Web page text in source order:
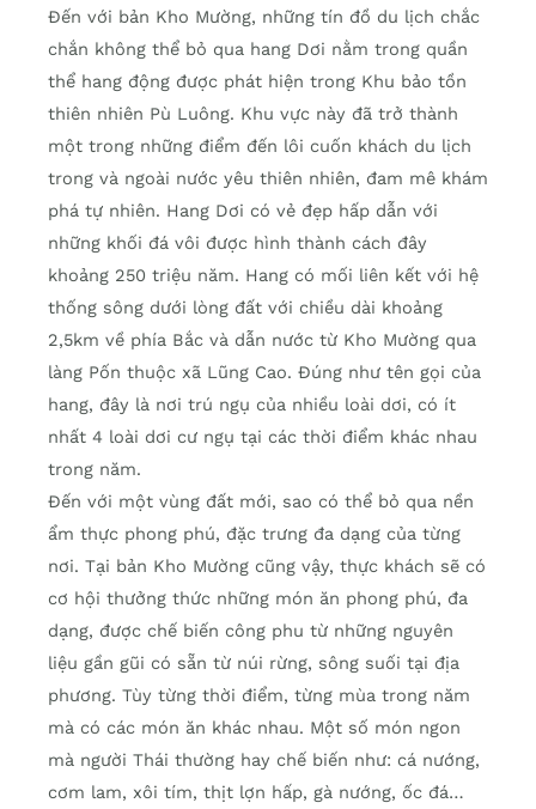
Đến với bản Kho Mường, những tín đồ du lịch chắc
chắn không thể bỏ qua hang Dơi nằm trong quần
thể hang động được phát hiện trong Khu bảo tồn
thiên nhiên Pù Luông. Khu vực này đã trở thành
một trong những điểm đến lôi cuốn khách du lịch
trong và ngoài nước yêu thiên nhiên, đam mê khám
phá tự nhiên. Hang Dơi có vẻ đẹp hấp dẫn với
những khối đá vôi được hình thành cách đây
khoảng 250 triệu năm. Hang có mối liên kết với hệ
thống sông dưới lòng đất với chiều dài khoảng
2,5km về phía Bắc và dẫn nước từ Kho Mường qua
làng Pốn thuộc xã Lũng Cao. Đúng như tên gọi của
hang, đây là nơi trú ngụ của nhiều loài dơi, có ít
nhất 4 loài dơi cư ngụ tại các thời điểm khác nhau
trong năm.
Đến với một vùng đất mới, sao có thể bỏ qua nền
ẩm thực phong phú, đặc trưng đa dạng của từng
nơi. Tại bản Kho Mường cũng vậy, thực khách sẽ có
cơ hội thưởng thức những món ăn phong phú, đa
dạng, được chế biến công phu từ những nguyên
liệu gần gũi có sẵn từ núi rừng, sông suối tại địa
phương. Tùy từng thời điểm, từng mùa trong năm
mà có các món ăn khác nhau. Một số món ngon
mà người Thái thường hay chế biến như: cá nướng,
cơm lam, xôi tím, thịt lợn hấp, gà nướng, ốc đá…